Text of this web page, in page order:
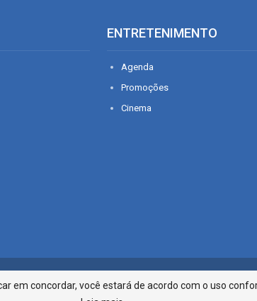
ENTRETENIMENTO
Agenda
Promoções
Cinema
Infonet - Rua Monsenhor Silveira
em concordar, você estará de acordo com o uso